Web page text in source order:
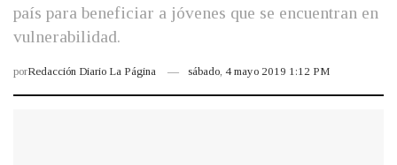
país para beneficiar a jóvenes que se encuentran en
vulnerabilidad.
porRedacción Diario La Página sábado, 4 mayo 2019 1:12 PM